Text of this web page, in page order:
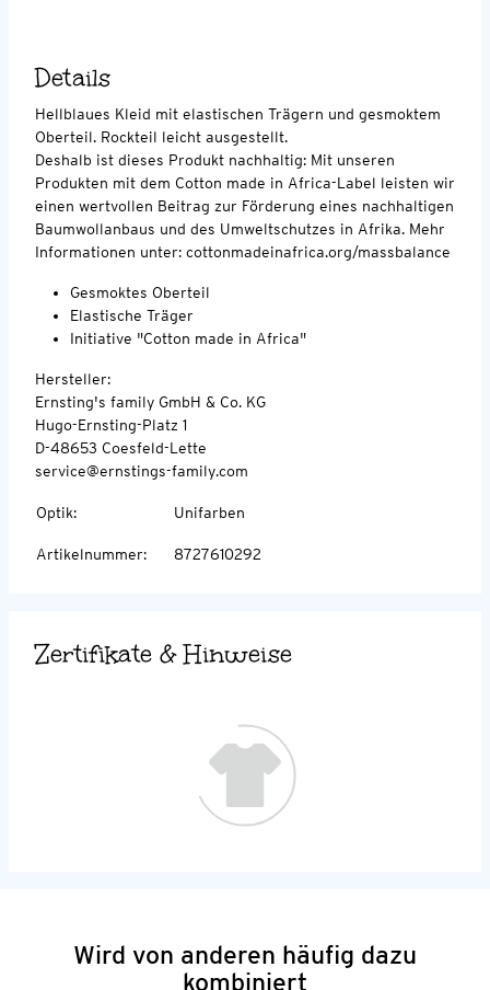
Details
Hellblaues Kleid mit elastischen Trägern und gesmoktem
Oberteil. Rockteil leicht ausgestellt.
Deshalb ist dieses Produkt nachhaltig: Mit unseren
Produkten mit dem Cotton made in Africa-Label leisten wir
einen wertvollen Beitrag zur Förderung eines nachhaltigen
Baumwollanbaus und des Umweltschutzes in Afrika. Mehr
Informationen unter: cottonmadeinafrica.org/massbalance
Gesmoktes Oberteil
Elastische Träger
Initiative "Cotton made in Africa"
Hersteller:
Ernsting's family GmbH & Co. KG
Hugo-Ernsting-Platz 1
D-48653 Coesfeld-Lette
service@ernstings-family.com
Optik: Unifarben
Artikelnummer: 8727610292
Zertifikate & Hinweise
Wird von anderen häufig dazu
kombiniert